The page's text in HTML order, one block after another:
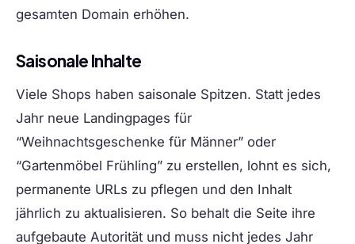
gesamten Domain erhöhen.
Saisonale Inhalte
Viele Shops haben saisonale Spitzen. Statt jedes
Jahr neue Landingpages für
“Weihnachtsgeschenke für Männer” oder
“Gartenmöbel Frühling” zu erstellen, lohnt es sich,
permanente URLs zu pflegen und den Inhalt
jährlich zu aktualisieren. So behalt die Seite ihre
aufgebaute Autorität und muss nicht jedes Jahr